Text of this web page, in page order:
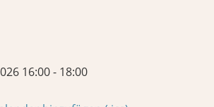
16:00 - 18:00